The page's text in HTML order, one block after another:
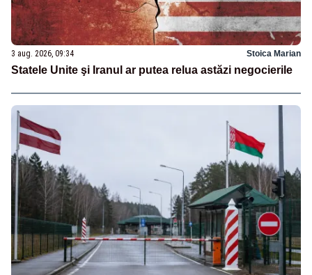
3 aug. 2026, 09:34 Stoica Marian
Statele Unite şi Iranul ar putea relua astăzi negocierile